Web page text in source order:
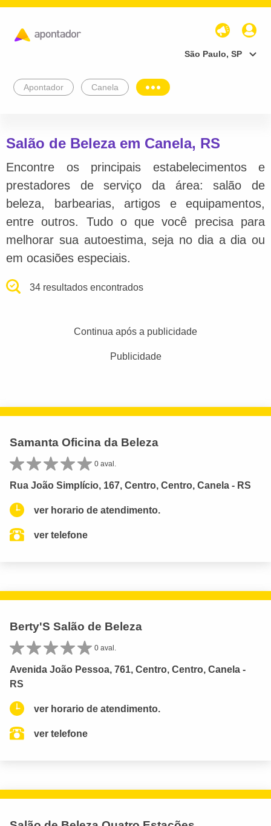
São Paulo, SP
Apontador Canela
Salão de Beleza em Canela, RS
Encontre os principais estabelecimentos e
prestadores de serviço da área: salão de
beleza, barbearias, artigos e equipamentos,
entre outros. Tudo o que você precisa para
melhorar sua autoestima, seja no dia a dia ou
em ocasiões especiais.
34 resultados encontrados
Continua após a publicidade
Publicidade
Samanta Oficina da Beleza
0 aval.
Rua João Simplício, 167, Centro, Centro, Canela - RS
ver horario de atendimento.
ver telefone
Berty'S Salão de Beleza
0 aval.
Avenida João Pessoa, 761, Centro, Centro, Canela -
RS
ver horario de atendimento.
ver telefone